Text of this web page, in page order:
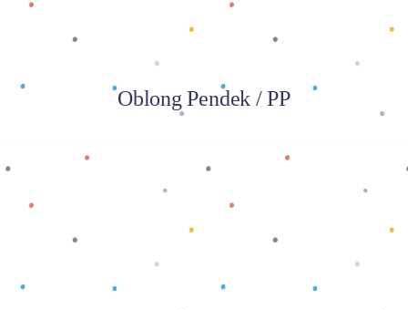
Oblong Pendek / PP
Baca selengkapnya